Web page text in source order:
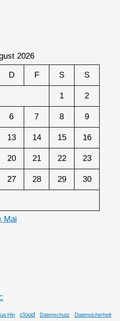
2026
D F S S
1 2
6 7 8 9
13 14 15 16
20 21 22 23
27 28 29 30
Mai
Hin cloud Datenschutz Datensicherheit